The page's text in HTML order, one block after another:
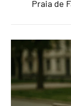
Praia de